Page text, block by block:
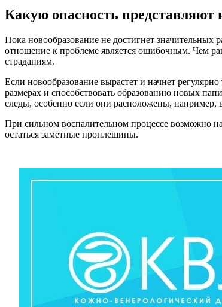
Какую опасность представляют
Пока новообразование не достигнет значительных
отношение к проблеме является ошибочным. Чем
страданиям.
Если новообразование вырастет и начнет
размерах и способствовать образованию новых
следы, особенно если они расположены, например,
При сильном воспалительном процессе возможно
остаться заметные проплешины.